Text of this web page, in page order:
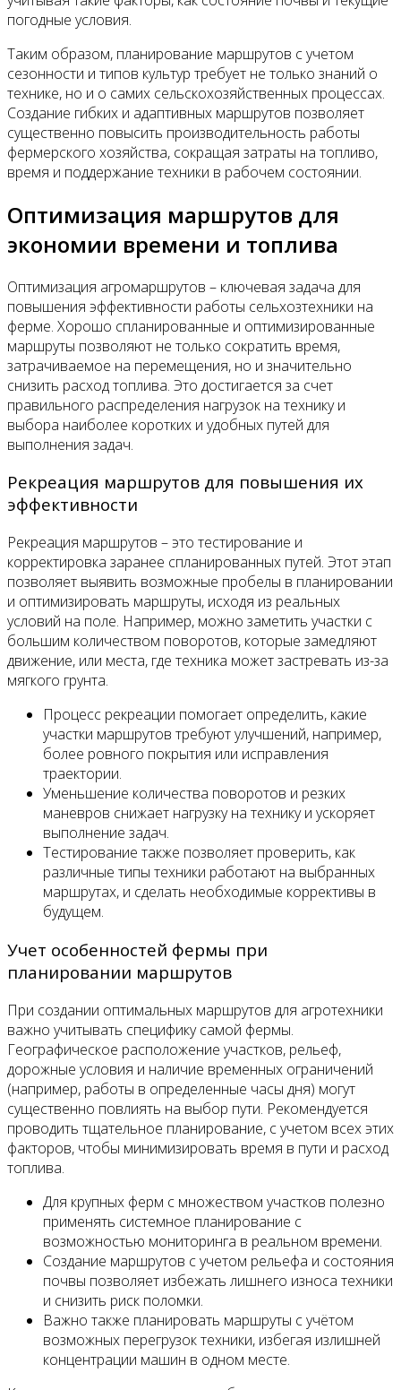
погодные условия.
Таким образом, планирование маршрутов с учетом
сезонности и типов культур требует не только знаний о
технике, но и о самих сельскохозяйственных процессах.
Создание гибких и адаптивных маршрутов позволяет
существенно повысить производительность работы
фермерского хозяйства, сокращая затраты на топливо,
время и поддержание техники в рабочем состоянии.
Оптимизация маршрутов для
экономии времени и топлива
Оптимизация агромаршрутов – ключевая задача для
повышения эффективности работы сельхозтехники на
ферме. Хорошо спланированные и оптимизированные
маршруты позволяют не только сократить время,
затрачиваемое на перемещения, но и значительно
снизить расход топлива. Это достигается за счет
правильного распределения нагрузок на технику и
выбора наиболее коротких и удобных путей для
выполнения задач.
Рекреация маршрутов для повышения их
эффективности
Рекреация маршрутов – это тестирование и
корректировка заранее спланированных путей. Этот этап
позволяет выявить возможные пробелы в планировании
и оптимизировать маршруты, исходя из реальных
условий на поле. Например, можно заметить участки с
большим количеством поворотов, которые замедляют
движение, или места, где техника может застревать из-за
мягкого грунта.
Процесс рекреации помогает определить, какие
участки маршрутов требуют улучшений, например,
более ровного покрытия или исправления
траектории.
Уменьшение количества поворотов и резких
маневров снижает нагрузку на технику и ускоряет
выполнение задач.
Тестирование также позволяет проверить, как
различные типы техники работают на выбранных
маршрутах, и сделать необходимые коррективы в
будущем.
Учет особенностей фермы при
планировании маршрутов
При создании оптимальных маршрутов для агротехники
важно учитывать специфику самой фермы.
Географическое расположение участков, рельеф,
дорожные условия и наличие временных ограничений
(например, работы в определенные часы дня) могут
существенно повлиять на выбор пути. Рекомендуется
проводить тщательное планирование, с учетом всех этих
факторов, чтобы минимизировать время в пути и расход
топлива.
Для крупных ферм с множеством участков полезно
применять системное планирование с
возможностью мониторинга в реальном времени.
Создание маршрутов с учетом рельефа и состояния
почвы позволяет избежать лишнего износа техники
и снизить риск поломки.
Важно также планировать маршруты с учётом
возможных перегрузок техники, избегая излишней
концентрации машин в одном месте.